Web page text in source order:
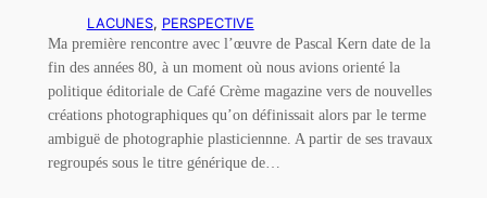
LACUNES, PERSPECTIVE
Ma première rencontre avec l’œuvre de Pascal Kern date de la
fin des années 80, à un moment où nous avions orienté la
politique éditoriale de Café Crème magazine vers de nouvelles
créations photographiques qu’on définissait alors par le terme
ambiguë de photographie plasticiennne. A partir de ses travaux
regroupés sous le titre générique de…